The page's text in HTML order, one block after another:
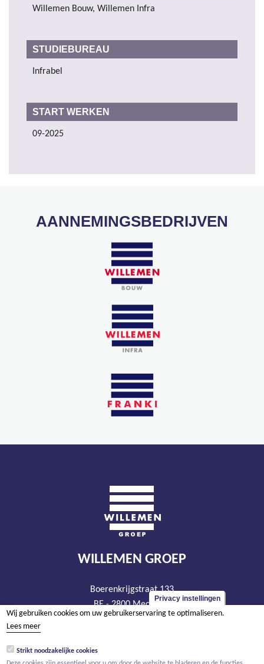
Willemen Bouw, Willemen Infra
STUDIEBUREAU
Infrabel
START WERKEN
09-2025
AANNEMINGSBEDRIJVEN
WILLEMEN GROEP
Boerenkrijgstraat 133
BE - 2800 Mechelen
tel +32 15 569 965
BTW BE 0466.256.432
Privacy instellingen
Wij gebruiken cookies om uw gebruikerservaring te optimaliseren.
Lees meer
Strikt noodzakelijke cookies